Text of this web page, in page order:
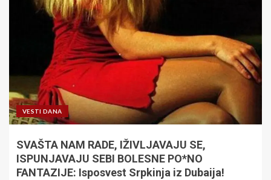
VESTI DANA
SVAŠTA NAM RADE, IŽIVLJAVAJU SE,
ISPUNJAVAJU SEBI BOLESNE PO*NO
FANTAZIJE: Isposvest Srpkinja iz Dubaija!